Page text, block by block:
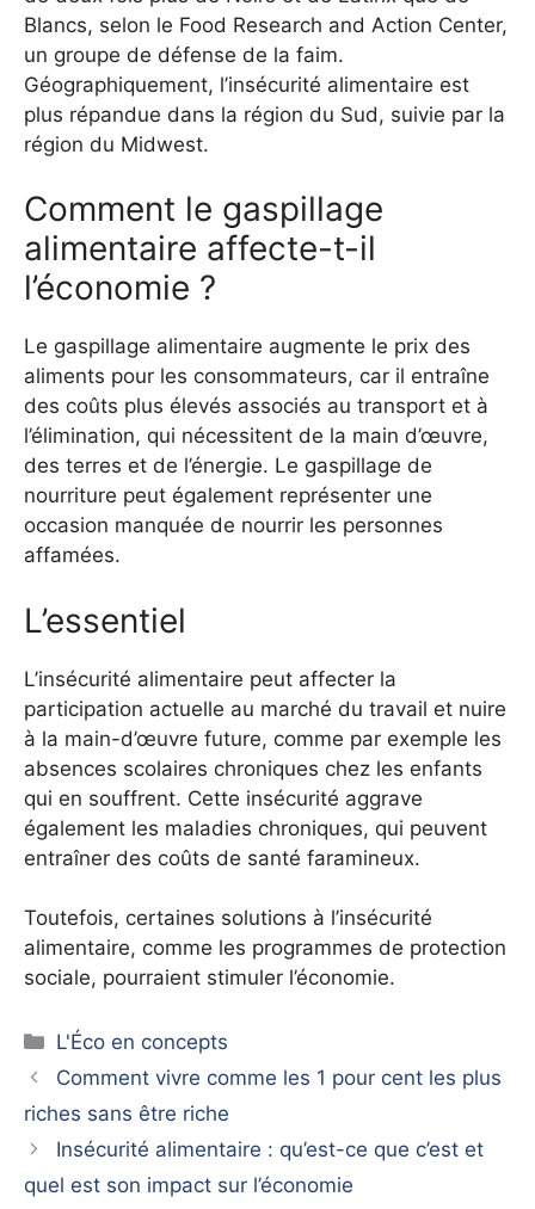
Blancs, selon le Food Research and Action Center,
un groupe de défense de la faim.
Géographiquement, l’insécurité alimentaire est
plus répandue dans la région du Sud, suivie par la
région du Midwest.
Comment le gaspillage
alimentaire affecte-t-il
l’économie ?
Le gaspillage alimentaire augmente le prix des
aliments pour les consommateurs, car il entraîne
des coûts plus élevés associés au transport et à
l’élimination, qui nécessitent de la main d’œuvre,
des terres et de l’énergie. Le gaspillage de
nourriture peut également représenter une
occasion manquée de nourrir les personnes
affamées.
L’essentiel
L’insécurité alimentaire peut affecter la
participation actuelle au marché du travail et nuire
à la main-d’œuvre future, comme par exemple les
absences scolaires chroniques chez les enfants
qui en souffrent. Cette insécurité aggrave
également les maladies chroniques, qui peuvent
entraîner des coûts de santé faramineux.
Toutefois, certaines solutions à l’insécurité
alimentaire, comme les programmes de protection
sociale, pourraient stimuler l’économie.
Catégories
L'Éco en concepts
Comment vivre comme les 1 pour cent les plus
riches sans être riche
Insécurité alimentaire : qu’est-ce que c’est et
quel est son impact sur l’économie